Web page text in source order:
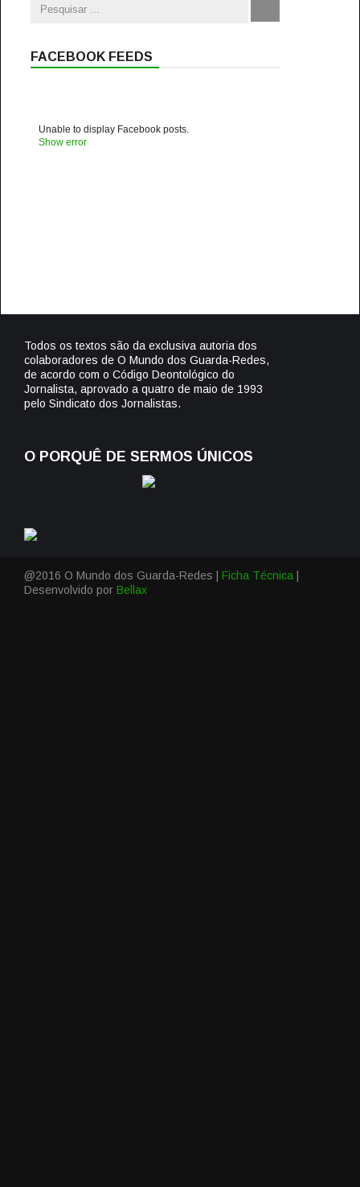
FACEBOOK FEEDS
Unable to display Facebook posts.
Show error
Todos os textos são da exclusiva autoria dos
colaboradores de O Mundo dos Guarda-Redes,
de acordo com o Código Deontológico do
Jornalista, aprovado a quatro de maio de 1993
pelo Sindicato dos Jornalistas.
O PORQUÊ DE SERMOS ÚNICOS
@2016 O Mundo dos Guarda-Redes | Ficha Técnica
Desenvolvido por Bellax